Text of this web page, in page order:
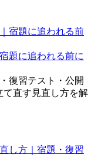
題に追われる前に
復習テスト・公開
て直す見直し方を解